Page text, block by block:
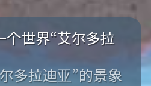
世界“艾尔多拉
多拉迪亚”的景象